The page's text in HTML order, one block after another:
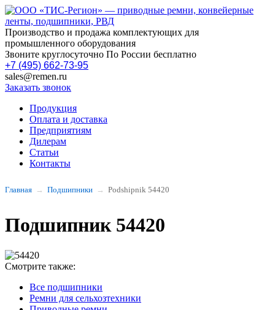
Производство и продажа комплектующих для
промышленного оборудования
Звоните круглосуточно По России бесплатно
+7 (495) 662-73-95
sales@remen.ru
Заказать звонок
Продукция
Оплата и доставка
Предприятиям
Дилерам
Статьи
Контакты
Главная Подшипники Podshipnik 54420
Подшипник 54420
Смотрите также:
Все подшипники
Ремни для сельхозтехники